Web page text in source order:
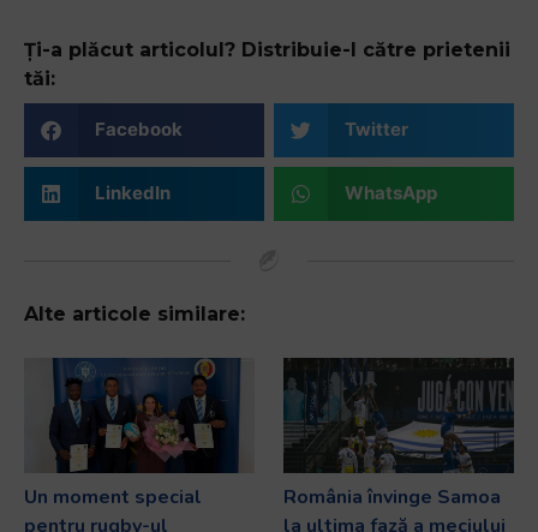
Ți-a plăcut articolul? Distribuie-l către prietenii
tăi:
Facebook Twitter
LinkedIn WhatsApp
Alte articole similare:
Un moment special
pentru rugby-ul
România învinge Samoa
la ultima fază a meciului